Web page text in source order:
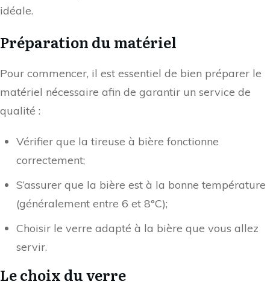
idéale.
Préparation du matériel
Pour commencer, il est essentiel de bien préparer le
matériel nécessaire afin de garantir un service de
qualité :
Vérifier que la tireuse à bière fonctionne
correctement;
S’assurer que la bière est à la bonne température
(généralement entre 6 et 8°C);
Choisir le verre adapté à la bière que vous allez
servir.
Le choix du verre